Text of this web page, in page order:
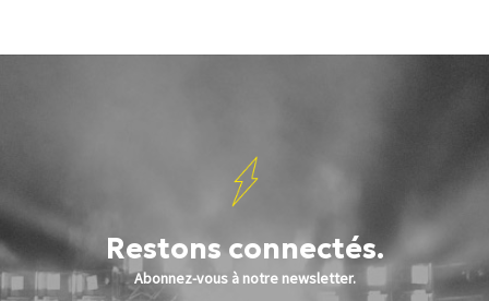
Restons connectés.
Abonnez-vous à notre newsletter.